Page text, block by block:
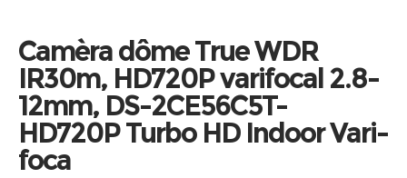
Camèra dôme True WDR
IR30m, HD720P varifocal 2.8-
12mm, DS-2CE56C5T-
HD720P Turbo HD Indoor Vari-
foca